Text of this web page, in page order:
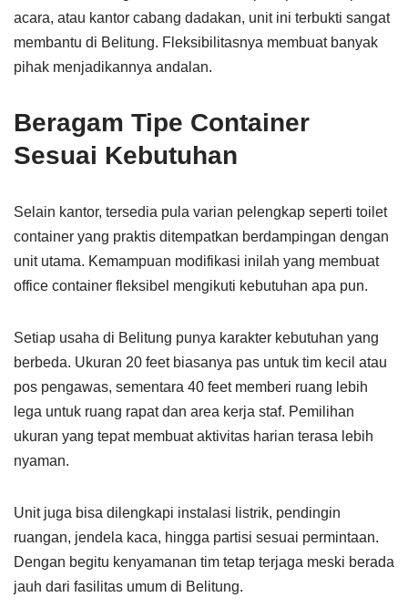
acara, atau kantor cabang dadakan, unit ini terbukti sangat
membantu di Belitung. Fleksibilitasnya membuat banyak
pihak menjadikannya andalan.
Beragam Tipe Container
Sesuai Kebutuhan
Selain kantor, tersedia pula varian pelengkap seperti toilet
container yang praktis ditempatkan berdampingan dengan
unit utama. Kemampuan modifikasi inilah yang membuat
office container fleksibel mengikuti kebutuhan apa pun.
Setiap usaha di Belitung punya karakter kebutuhan yang
berbeda. Ukuran 20 feet biasanya pas untuk tim kecil atau
pos pengawas, sementara 40 feet memberi ruang lebih
lega untuk ruang rapat dan area kerja staf. Pemilihan
ukuran yang tepat membuat aktivitas harian terasa lebih
nyaman.
Unit juga bisa dilengkapi instalasi listrik, pendingin
ruangan, jendela kaca, hingga partisi sesuai permintaan.
Dengan begitu kenyamanan tim tetap terjaga meski berada
jauh dari fasilitas umum di Belitung.